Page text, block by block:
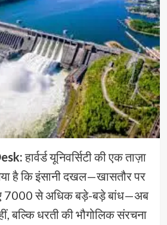
हार्वर्ड यूनिवर्सिटी की एक ताज़ा
गया है कि इंसानी दखल—खासतौर पर
7000 से अधिक बड़े-बड़े बांध—अब
बल्कि धरती की भौगोलिक संरचना